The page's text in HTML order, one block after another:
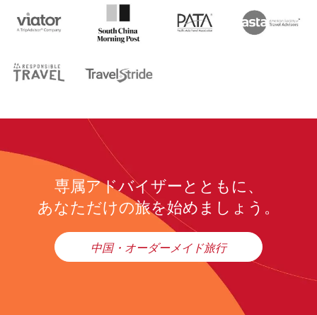
専属アドバイザーとともに、
あなただけの旅を始めましょう。
中国・オーダーメイド旅行